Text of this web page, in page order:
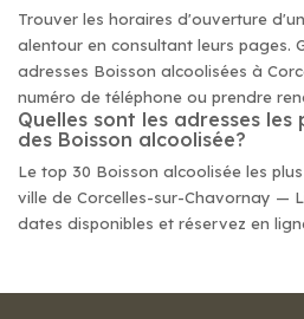
Trouver les horaires d'ouverture
alentour en consultant leurs pages.
adresses Boisson alcoolisées à
numéro de téléphone ou prendre
Quelles sont les adresses les
des Boisson alcoolisée?
Le top 30 Boisson alcoolisée les
ville de Corcelles-sur-Chavornay —
dates disponibles et réservez en